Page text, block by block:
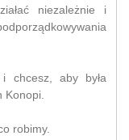
niezależnie i
chcesz, aby była
Konopi.
robimy.